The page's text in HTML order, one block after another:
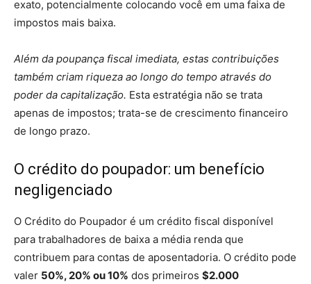
exato, potencialmente colocando você em uma faixa de
impostos mais baixa.
Além da poupança fiscal imediata, estas contribuições
também criam riqueza ao longo do tempo através do
poder da capitalização. Esta estratégia não se trata
apenas de impostos; trata-se de crescimento financeiro
de longo prazo.
O crédito do poupador: um benefício
negligenciado
O Crédito do Poupador é um crédito fiscal disponível
para trabalhadores de baixa a média renda que
contribuem para contas de aposentadoria. O crédito pode
valer 50%, 20% ou 10% dos primeiros $2.000